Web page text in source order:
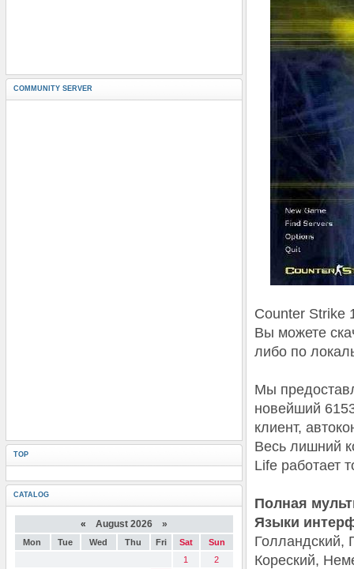
COMMUNITY SERVER
TOP
CATALOG
« August 2026 »
Mon Tue Wed Thu Fri Sat
Sun
1
2
Counter Strike
Вы можете
либо по
Мы
новейший
клиент,
Весь лишний
Life работает
Полная
Языки
Голландский,
Кореский,